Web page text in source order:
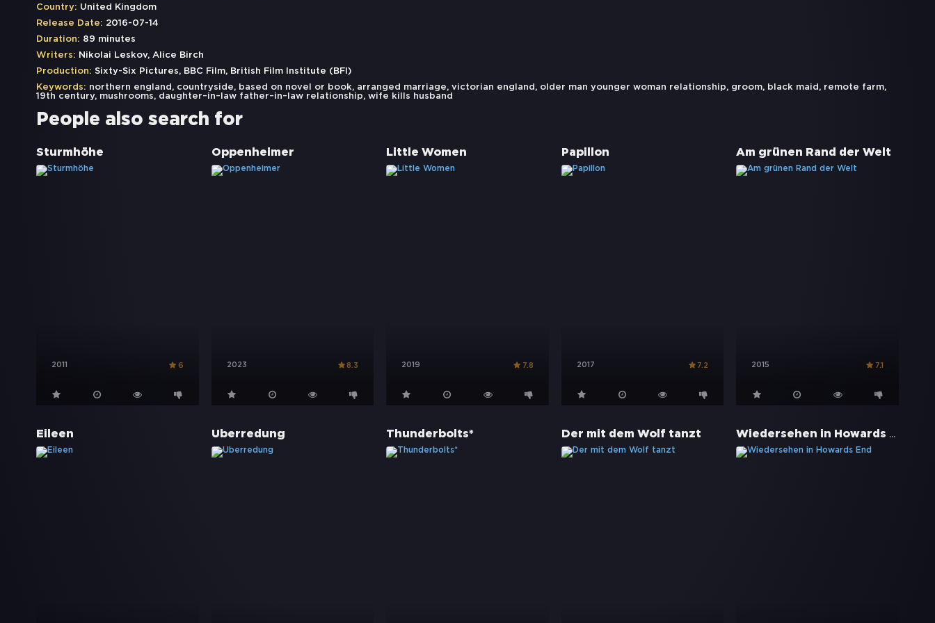
Country: United Kingdom
Release Date: 2016-07-14
Duration: 89 minutes
Writers: Nikolai Leskov, Alice Birch
Production: Sixty-Six Pictures, BBC Film, British Film Institute (BFI)
Keywords: northern england , countryside, based on novel or book, arranged marriage, victorian england , older man younger woman relationship, groom, black maid , remote farm,
19th century, mushrooms, daughter–in–law father–in–law relationship, wife kills husband
People also search for
Sturmhöhe
2011 6
Oppenheimer
2023 8.3
Little Women
2019 7.8
Papillon
2017 7.2
Am grünen Rand der Welt
2015 7.1
Eileen Überredung Thunderbolts* Der mit dem Wolf tanzt Wiedersehen in Howards End